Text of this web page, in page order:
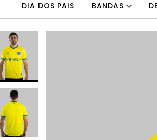
DIA DOS PAIS BANDAS